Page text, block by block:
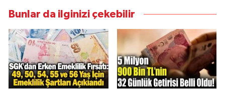
Bunlar da ilginizi çekebilir